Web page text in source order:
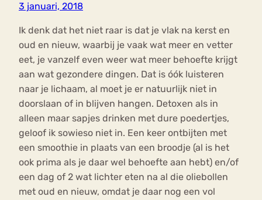
3 januari, 2018
Ik denk dat het niet raar is dat je vlak na kerst en
oud en nieuw, waarbij je vaak wat meer en vetter
eet, je vanzelf even weer wat meer behoefte krijgt
aan wat gezondere dingen. Dat is óók luisteren
naar je lichaam, al moet je er natuurlijk niet in
doorslaan of in blijven hangen. Detoxen als in
alleen maar sapjes drinken met dure poedertjes,
geloof ik sowieso niet in. Een keer ontbijten met
een smoothie in plaats van een broodje (al is het
ook prima als je daar wel behoefte aan hebt) en/of
een dag of 2 wat lichter eten na al die oliebollen
met oud en nieuw, omdat je daar nog een vol